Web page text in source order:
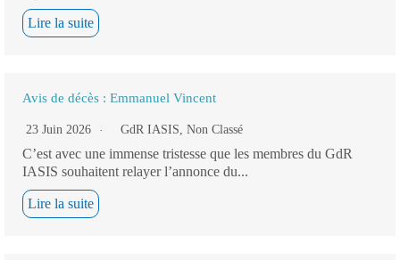
Lire la suite
Avis de décès : Emmanuel Vincent
23 Juin 2026 GdR IASIS, Non Classé
C’est avec une immense tristesse que les membres du GdR
IASIS souhaitent relayer l’annonce du...
Lire la suite